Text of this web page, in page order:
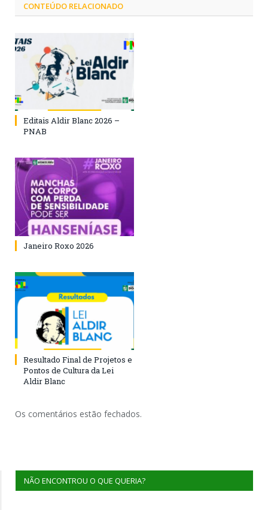
CONTEÚDO RELACIONADO
Editais Aldir Blanc 2026 –
PNAB
Janeiro Roxo 2026
Resultado Final de Projetos e
Pontos de Cultura da Lei
Aldir Blanc
Os comentários estão fechados.
NÃO ENCONTROU O QUE QUERIA?